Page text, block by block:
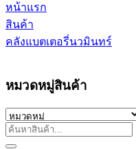
หน้าแรก
สินค้า
คลังแบตเตอรี่นวมินทร์
หมวดหมู่สินค้า